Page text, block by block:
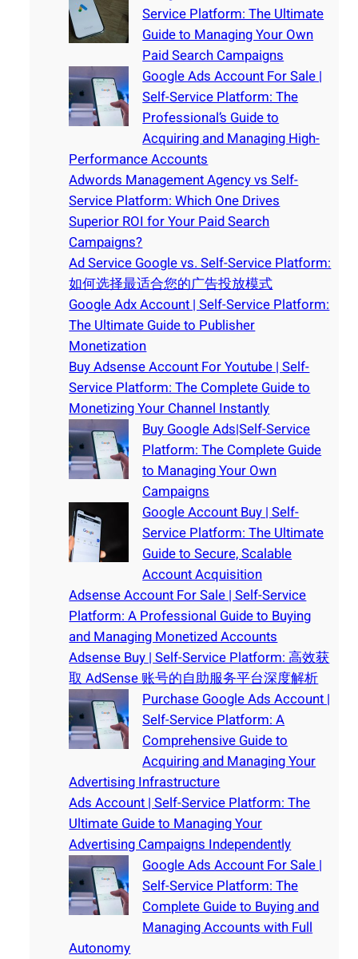
Service Platform: The Ultimate
Guide to Managing Your Own
Paid Search Campaigns
Google Ads Account For Sale |
Self-Service Platform: The
Professional’s Guide to
Acquiring and Managing High-
Performance Accounts
Adwords Management Agency vs Self-
Service Platform: Which One Drives
Superior ROI for Your Paid Search
Campaigns?
Ad Service Google vs. Self-Service Platform:
如何选择最适合您的广告投放模式
Google Adx Account | Self-Service Platform:
The Ultimate Guide to Publisher
Monetization
Buy Adsense Account For Youtube | Self-
Service Platform: The Complete Guide to
Monetizing Your Channel Instantly
Buy Google Ads|Self-Service
Platform: The Complete Guide
to Managing Your Own
Campaigns
Google Account Buy | Self-
Service Platform: The Ultimate
Guide to Secure, Scalable
Account Acquisition
Adsense Account For Sale | Self-Service
Platform: A Professional Guide to Buying
and Managing Monetized Accounts
Adsense Buy | Self-Service Platform: 高效获
取 AdSense 账号的自助服务平台深度解析
Purchase Google Ads Account |
Self-Service Platform: A
Comprehensive Guide to
Acquiring and Managing Your
Advertising Infrastructure
Ads Account | Self-Service Platform: The
Ultimate Guide to Managing Your
Advertising Campaigns Independently
Google Ads Account For Sale |
Self-Service Platform: The
Complete Guide to Buying and
Managing Accounts with Full
Autonomy